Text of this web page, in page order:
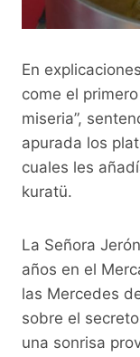
En
come el
miseria”,
apurada los
cuales les
kuratü.
La Señora
años en el
las Mercedes
sobre el
una sonrisa